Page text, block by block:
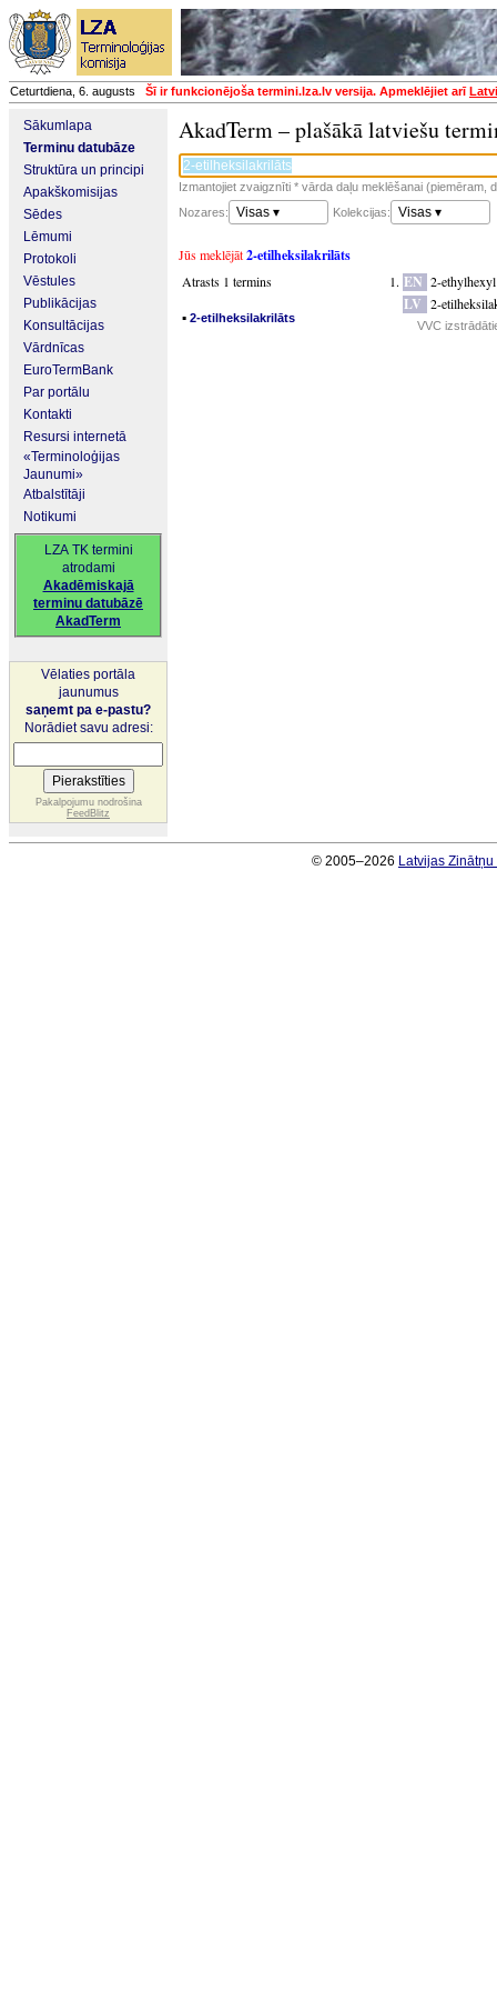
Ceturtdiena, 6. augusts Šī ir funkcionējoša termini.lza.lv versija. Apmeklējiet arī
Sākumlapa
Terminu datubāze
Struktūra un principi
Apakškomisijas
Sēdes
Lēmumi
Protokoli
Vēstules
Publikācijas
Konsultācijas
Vārdnīcas
EuroTermBank
Par portālu
Kontakti
Resursi internetā
«Terminoloģijas
Jaunumi»
Atbalstītāji
Notikumi
LZA TK termini
atrodami
Akadēmiskajā
terminu datubāzē
AkadTerm
Vēlaties portāla
jaunumus
saņemt pa e-pastu?
Norādiet savu adresi:
Pakalpojumu nodrošina
FeedBlitz
AkadTerm – plašākā latviešu
Izmantojiet zvaigznīti * vārda daļu meklēšanai (piemēram,
Nozares:
Visas ▾ Kolekcijas: Visas ▾
Jūs meklējāt2-etilheksilakrilāts
Atrasts 1 termins
▪ 2-etilheksilakrilāts
EN 2-
LV 2-
VVC
© 2005–2026 Latvijas